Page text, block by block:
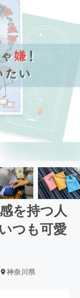
を持つ人
つも可愛
神奈川県